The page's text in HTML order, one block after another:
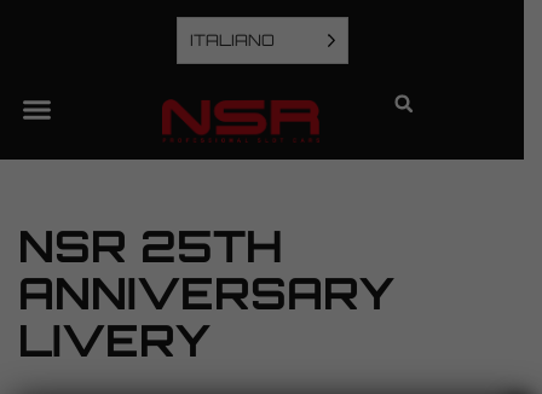
ITALIANO
NSR 25TH
ANNIVERSARY
LIVERY